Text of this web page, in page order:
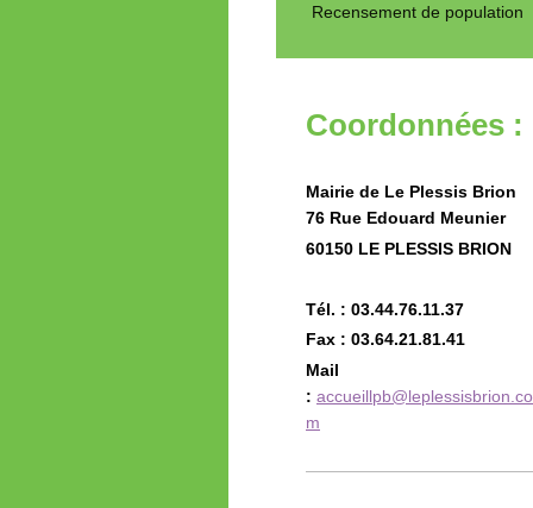
Recensement de population
Coordonnées :
Mairie de Le Plessis Brion
76 Rue Edouard Meunier
60150 LE PLESSIS BRION
Tél. : 03.44.76.11.37
Fax : 03.64.21.81.41
Mail
: accueillpb@leplessisbrion.co
m